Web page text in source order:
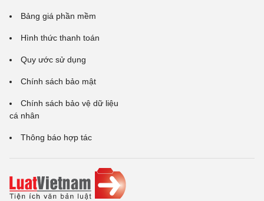
Bảng giá phần mềm
Hình thức thanh toán
Quy ước sử dụng
Chính sách bảo mật
Chính sách bảo vệ dữ liệu
cá nhân
Thông báo hợp tác